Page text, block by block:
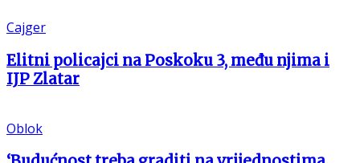
Cajger
Elitni policajci na Poskoku 3, među njima i
IJP Zlatar
Oblok